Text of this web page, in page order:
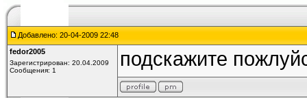
Добавлено: 20-04-2009 22:48
fedor2005
Зарегистрирован: 20.04.2009
Сообщения: 1
подскажите